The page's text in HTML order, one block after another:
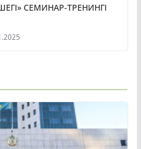
СЕМИНАР-ТРЕНИНГІ